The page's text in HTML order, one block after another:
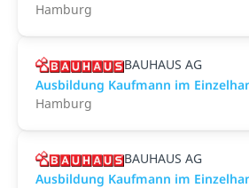
Hamburg
BAUHAUS AG
Ausbildung Kaufmann im
Hamburg
BAUHAUS AG
Ausbildung Kaufmann im